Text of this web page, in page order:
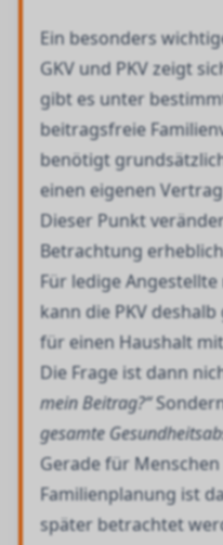
Ein besonders
GKV und PKV zeigt
gibt es unter
beitragsfreie
benötigt
einen eigenen
Dieser Punkt
Betrachtung
Für ledige
kann die PKV
für einen Haushalt
Die Frage ist dann
mein Beitrag?“
gesamte
Gerade für
Familienplanung ist
später betrachtet